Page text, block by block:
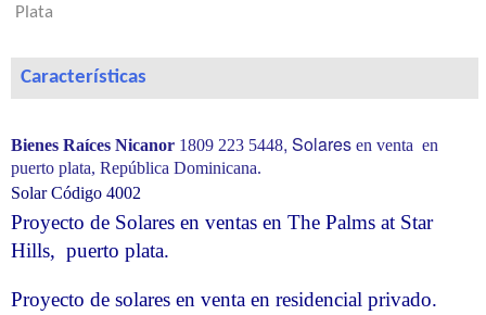
Plata
Características
Bienes Raíces Nicanor 1809 223 5448, Solares en venta en
puerto plata, República Dominicana.
Solar Código 4002
Proyecto de Solares en ventas en The Palms at Star
Hills, puerto plata.
Proyecto de solares en venta en residencial privado.